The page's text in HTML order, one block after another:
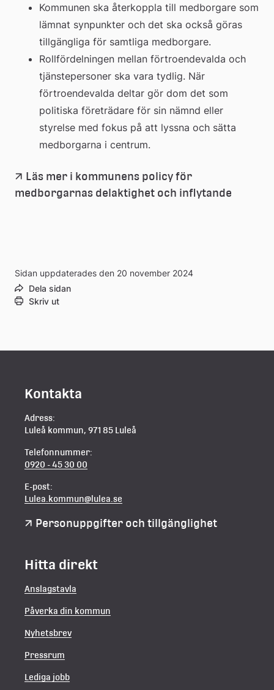
Kommunen ska återkoppla till medborgare som
lämnat synpunkter och det ska också göras
tillgängliga för samtliga medborgare.
Rollfördelningen mellan förtroendevalda och
tjänstepersoner ska vara tydlig. När
förtroendevalda deltar gör dom det som
politiska företrädare för sin nämnd eller
styrelse med fokus på att lyssna och sätta
medborgarna i centrum.
Läs mer i kommunens policy för
medborgarnas delaktighet och inflytande
Sidan uppdaterades den 20 november 2024
Dela sidan
Skriv ut
Kontakta
Adress:
Luleå kommun, 971 85 Luleå
Telefonnummer:
0920 - 45 30 00
E-post:
Lulea.kommun@lulea.se
Personuppgifter och tillgänglighet
Hitta direkt
Anslagstavla
Påverka din kommun
Nyhetsbrev
Pressrum
Lediga jobb